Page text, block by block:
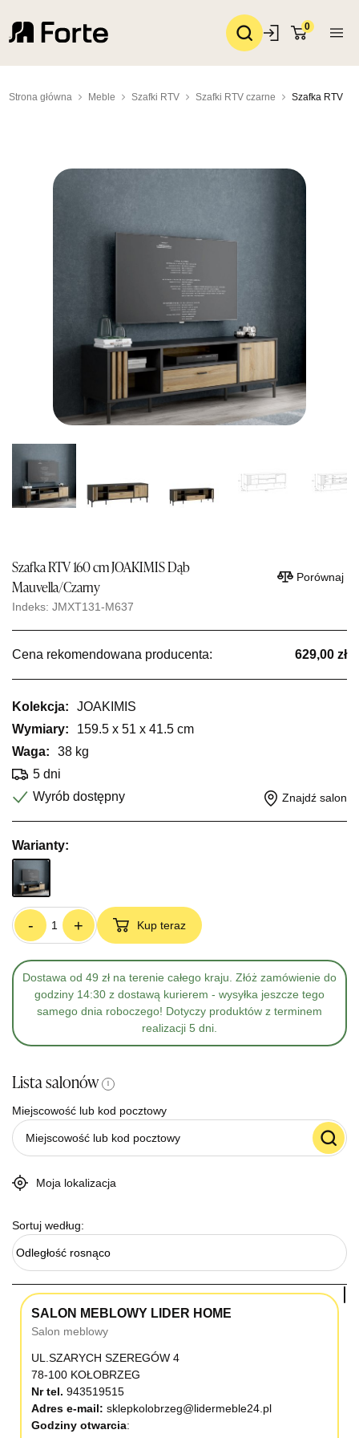
0
Strona główna Meble Szafki RTV Szafki RTV czarne Szafka RTV
Szafka RTV 160 cm JOAKIMIS Dąb
Mauvella/Czarny
Indeks: JMXT131-M637
Porównaj
Cena rekomendowana producenta: 629,00 zł
Kolekcja:
JOAKIMIS
Wymiary:
159.5 x 51 x 41.5 cm
Waga:
38 kg
5 dni
Wyrób dostępny
Znajdź salon
Warianty:
- + Kup teraz
Dostawa od 49 zł na terenie całego kraju. Złóż zamówienie do
godziny 14:30 z dostawą kurierem - wysyłka jeszcze tego
samego dnia roboczego! Dotyczy produktów z terminem
realizacji 5 dni.
Lista salonów i
Miejscowość lub kod pocztowy
Moja lokalizacja
Sortuj według:
Odległość rosnąco
SALON MEBLOWY LIDER HOME
Salon meblowy
UL.SZARYCH SZEREGÓW 4
78-100 KOŁOBRZEG
Nr tel. 943519515
Adres e-mail: sklepkolobrzeg@lidermeble24.pl
Godziny otwarcia